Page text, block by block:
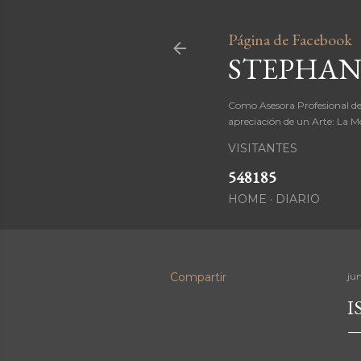
Página de Facebook
Como Asesora Profesional
apreciación de un Arte: La
VISITANTES
548185
HOME DIARIO
Compartir